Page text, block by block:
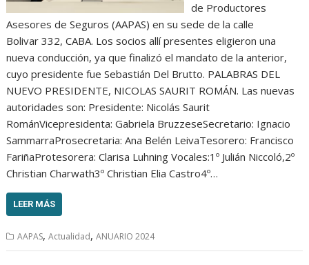
de Productores
Asesores de Seguros (AAPAS) en su sede de la calle
Bolivar 332, CABA. Los socios allí presentes eligieron una
nueva conducción, ya que finalizó el mandato de la anterior,
cuyo presidente fue Sebastián Del Brutto. PALABRAS DEL
NUEVO PRESIDENTE, NICOLAS SAURIT ROMÁN. Las nuevas
autoridades son: Presidente: Nicolás Saurit
RománVicepresidenta: Gabriela BruzzeseSecretario: Ignacio
SammarraProsecretaria: Ana Belén LeivaTesorero: Francisco
FariñaProtesorera: Clarisa Luhning Vocales:1º Julián Niccoló,2º
Christian Charwath3º Christian Elia Castro4º…
LEER MÁS
AAPAS,Actualidad,ANUARIO 2024